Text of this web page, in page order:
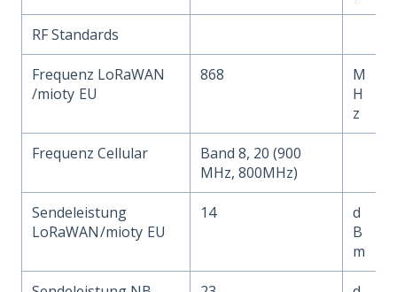
RF Standards
Frequenz LoRaWAN
/mioty EU
868
M
H
z
Frequenz Cellular
Band 8, 20 (900
MHz, 800MHz)
Sendeleistung
LoRaWAN/mioty EU
14
d
B
m